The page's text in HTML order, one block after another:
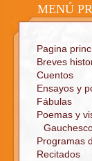
MENÚ
Pagina
Breves
Cuentos
Ensayos y
Fábulas
Poemas y
Programas
Recitados